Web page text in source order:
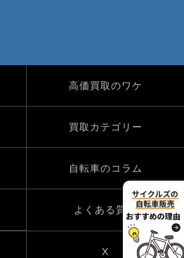
高価買取のワケ
買取カテゴリー
自転車のコラム
よくある質問
X